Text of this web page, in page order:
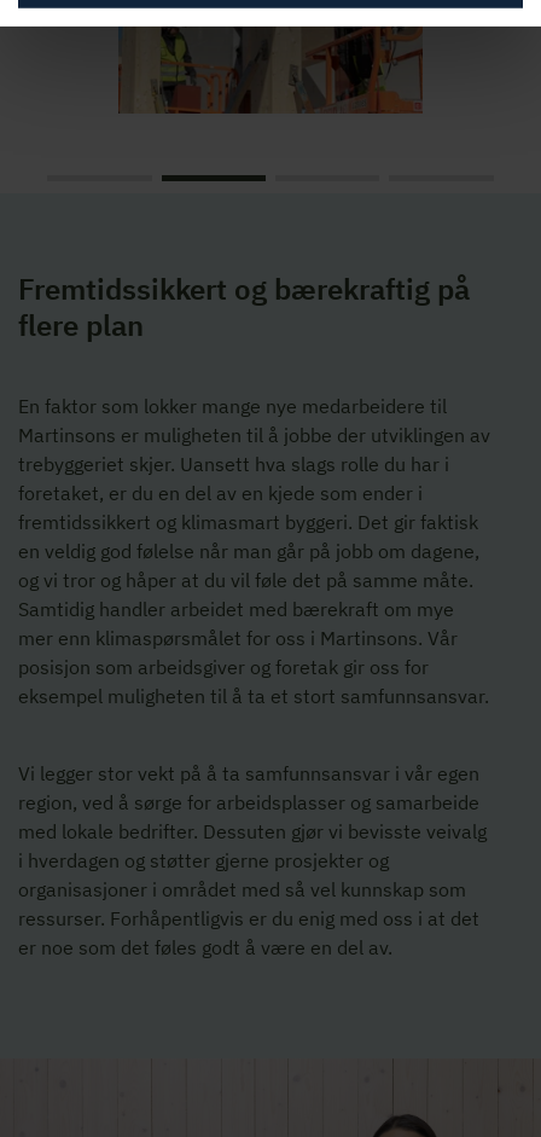
Fremtidssikkert og bærekraftig på
flere plan
En faktor som lokker mange nye medarbeidere til
Martinsons er muligheten til å jobbe der utviklingen av
trebyggeriet skjer. Uansett hva slags rolle du har i
foretaket, er du en del av en kjede som ender i
fremtidssikkert og klimasmart byggeri. Det gir faktisk
en veldig god følelse når man går på jobb om dagene,
og vi tror og håper at du vil føle det på samme måte.
Samtidig handler arbeidet med bærekraft om mye
mer enn klimaspørsmålet for oss i Martinsons. Vår
posisjon som arbeidsgiver og foretak gir oss for
eksempel muligheten til å ta et stort samfunnsansvar.
Vi legger stor vekt på å ta samfunnsansvar i vår egen
region, ved å sørge for arbeidsplasser og samarbeide
med lokale bedrifter. Dessuten gjør vi bevisste veivalg
i hverdagen og støtter gjerne prosjekter og
organisasjoner i området med så vel kunnskap som
ressurser. Forhåpentligvis er du enig med oss i at det
er noe som det føles godt å være en del av.